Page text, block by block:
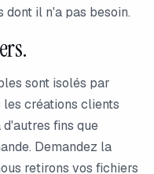
dont il n'a pas besoin.
sont isolés par
créations clients
fins que
Demandez la
retirons vos fichiers